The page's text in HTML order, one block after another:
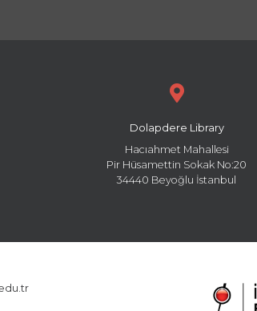
Dolapdere Library
Hacıahmet Mahallesi
Pir Hüsamettin Sokak No:20
34440 Beyoğlu İstanbul